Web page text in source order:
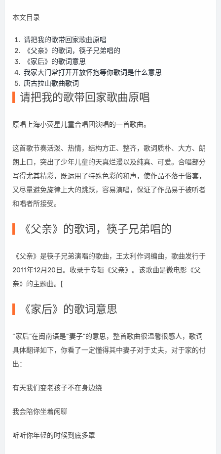
本文目录
请把我的歌带回家歌曲原唱
《父亲》的歌词，筷子兄弟唱的
《家后》的歌词意思
我家大门常打开开放怀抱等你歌词是什么意思
唐古拉山歌曲歌词
请把我的歌带回家歌曲原唱
原唱上海小荧星儿童合唱团演唱的一首歌曲。
这首歌节奏活泼、热情，结构方正、整齐，歌词质朴、大方、朗
朗上口，突出了少年儿童的天真烂漫以及纯真、可爱。合唱部分
写得尤其精彩，既运用了特殊色彩的和声，使作品不落于俗套，
又尽量避免旋律上大的跳跃，容易演唱，保证了作品易于被听者
和唱者所接受。
《父亲》的歌词，筷子兄弟唱的
《父亲》是筷子兄弟演唱的歌曲，王太利作词编曲，歌曲发行于
2011年12月20日。收录于专辑《父亲》。该歌曲是微电影《父
亲》的主题曲。[
《家后》的歌词意思
“家后”在闽南语是“妻子”的意思，整首歌曲很温馨很感人，歌词
具体翻译如下，你看了一定懂得其中妻子对于丈夫，对于家的付
出：
有天我们变老孩子不在身边绕
我会陪你坐着闲聊
听听你年轻的时候到底多罩